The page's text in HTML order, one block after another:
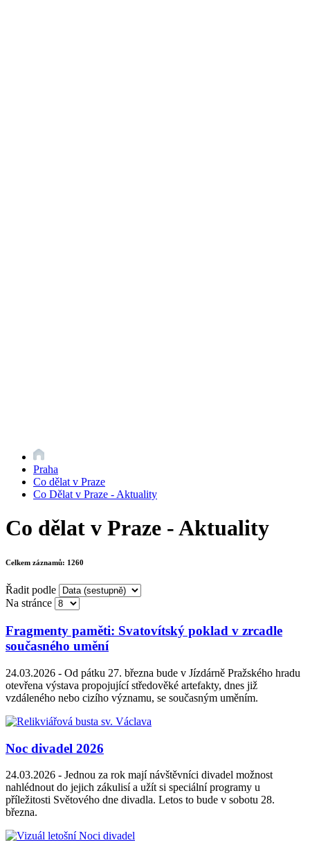
Praha
Co dělat v Praze
Co Dělat v Praze - Aktuality
Co dělat v Praze - Aktuality
Celkem záznamů: 1260
Řadit podle
Na stránce
Fragmenty paměti: Svatovítský poklad v zrcadle
současného umění
24.03.2026 - Od pátku 27. března bude v Jízdárně Pražského hradu
otevřena výstava propojující středověké artefakty, dnes již
vzdáleného nebo cizího významu, se současným uměním.
Noc divadel 2026
24.03.2026 - Jednou za rok mají návštěvníci divadel možnost
nahlédnout do jejich zákulisí a užít si speciální programy u
příležitosti Světového dne divadla. Letos to bude v sobotu 28.
března.